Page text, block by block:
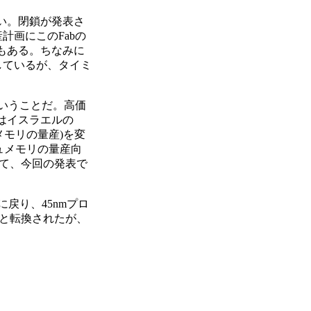
。閉鎖が発表さ
画にこのFabの
ある。ちなみに
いるが、タイミ
うことだ。高価
イスラエルの
モリの量産)を変
メモリの量産向
、今回の発表で
戻り、45nmプロ
転換されたが、